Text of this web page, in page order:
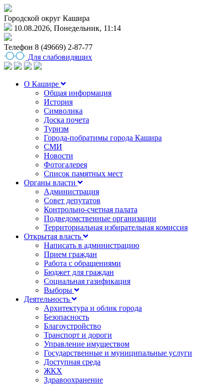
Городской округ Кашира
10.08.2026, Понедельник, 11:14
Телефон 8 (49669) 2-87-77
Для слабовидящих
О Кашире
Общая информация
История
Символика
Доска почета
Туризм
Города-побратимы города Кашира
СМИ
Новости
Фотогалерея
Список памятных мест
Органы власти
Администрация
Совет депутатов
Контрольно-счетная палата
Подведомственные организации
Территориальная избирательная комиссия
Открытая власть
Написать в администрацию
Прием граждан
Работа с обращениями
Бюджет для граждан
Социальная газификация
Выборы
Деятельность
Архитектура и облик города
Безопасность
Благоустройство
Транспорт и дороги
Управление имуществом
Государственные и муниципальные услуги
Доступная среда
ЖКХ
Здравоохранение